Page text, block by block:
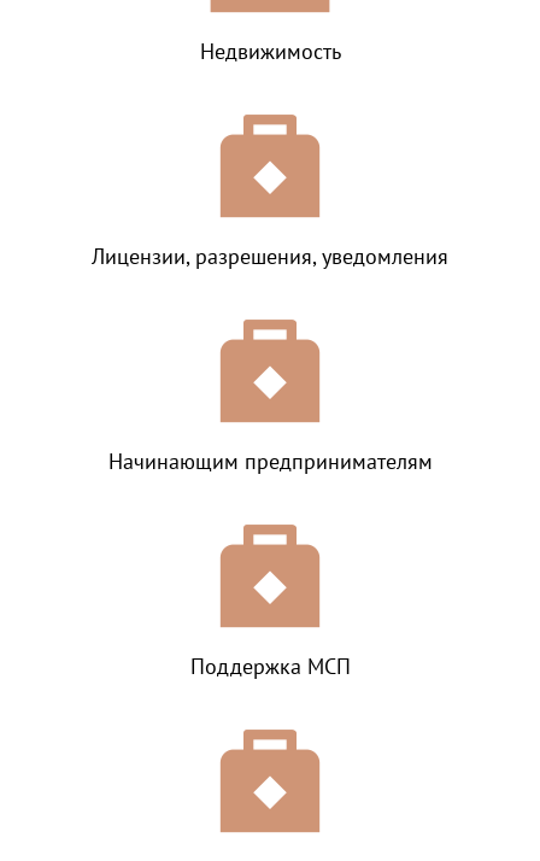
Недвижимость
Лицензии, разрешения, уведомления
Начинающим предпринимателям
Поддержка МСП